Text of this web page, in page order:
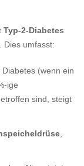
Typ-2-Diabetes
Dies umfasst:
(wenn ein
ige
sind, steigt